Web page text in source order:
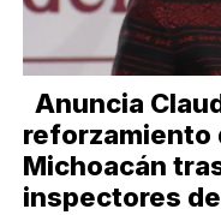
Anuncia
reforzamiento
Michoacán
inspectores